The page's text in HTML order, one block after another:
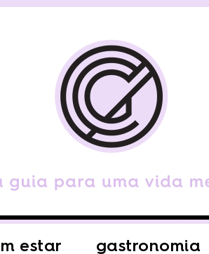
estar gastronomia